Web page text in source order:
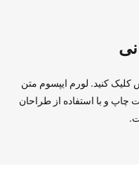
کلیک کنید. لورم ایپسوم متن
چاپ و با استفاده از طراحان